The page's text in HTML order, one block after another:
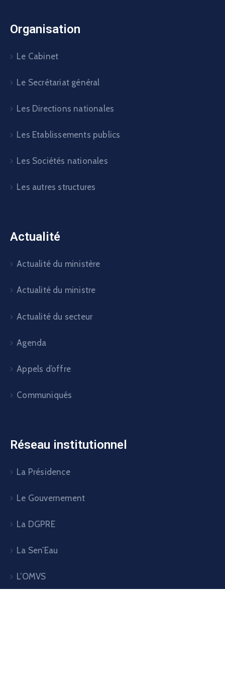
Organisation
Le Cabinet
Le Secrétariat général
Les Directions nationales
Les Etablissements publics
Les Sociétés nationales
Les autres structures
Actualité
Actualité du ministère
Actualité du ministre
Actualité du secteur
Agenda
Appels d’offre
Communiqués
Réseau institutionnel
La Présidence
Le Gouvernement
La DGPRE
La Sen’Eau
L’OMVS